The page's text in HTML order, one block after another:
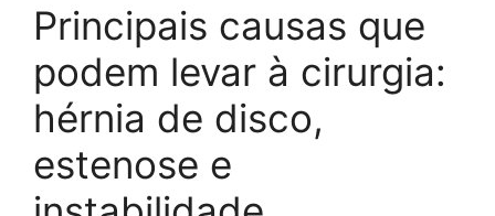
Principais causas que
podem levar à cirurgia:
hérnia de disco,
estenose e